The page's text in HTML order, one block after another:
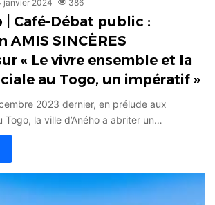
janvier 2024 386
| Café-Débat public :
AMIS SINCÈRES
« Le vivre ensemble et la
au Togo, un impératif »
2023 dernier, en prélude aux
Togo, la ville d’Aného a abriter un…